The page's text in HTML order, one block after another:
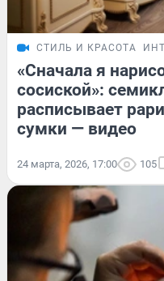
СТИЛЬ И КРАСОТА
«Сначала я
сосиской»:
расписывает
сумки — видео
24 марта, 2026, 17:00 105